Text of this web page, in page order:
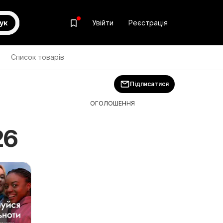
Увійти Реєстрація
Список товарів
Підписатися
ОГОЛОШЕННЯ